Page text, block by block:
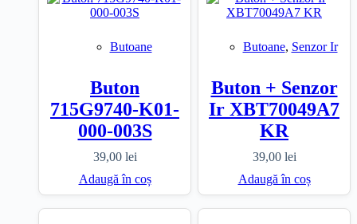
Butoane
Buton
715G9740-K01-
000-003S
39,00 lei
Adaugă în coș
Butoane, Senzor Ir
Buton + Senzor
Ir XBT70049A7
KR
39,00 lei
Adaugă în coș